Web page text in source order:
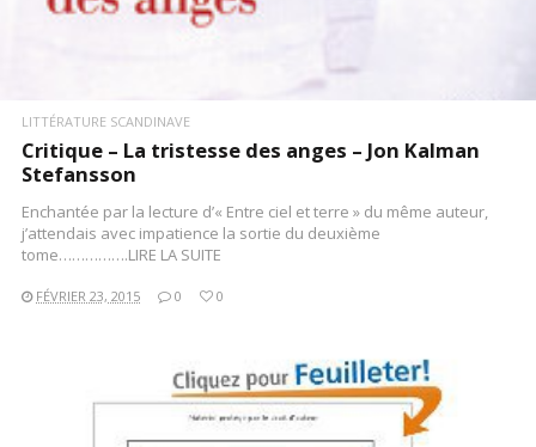
LITTÉRATURE SCANDINAVE
Critique – La tristesse des anges – Jon Kalman
Stefansson
Enchantée par la lecture d’« Entre ciel et terre » du même auteur,
j’attendais avec impatience la sortie du deuxième
tome…………….LIRE LA SUITE
FÉVRIER 23, 2015 0 0